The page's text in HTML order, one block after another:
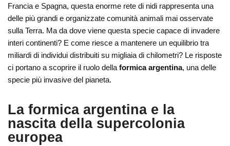
Francia e Spagna, questa enorme rete di nidi rappresenta una
delle più grandi e organizzate comunità animali mai osservate
sulla Terra. Ma da dove viene questa specie capace di invadere
interi continenti? E come riesce a mantenere un equilibrio tra
miliardi di individui distribuiti su migliaia di chilometri? Le risposte
ci portano a scoprire il ruolo dellaformica argentina, una delle
specie più invasive del pianeta.
La formica argentina e la
nascita della supercolonia
europea